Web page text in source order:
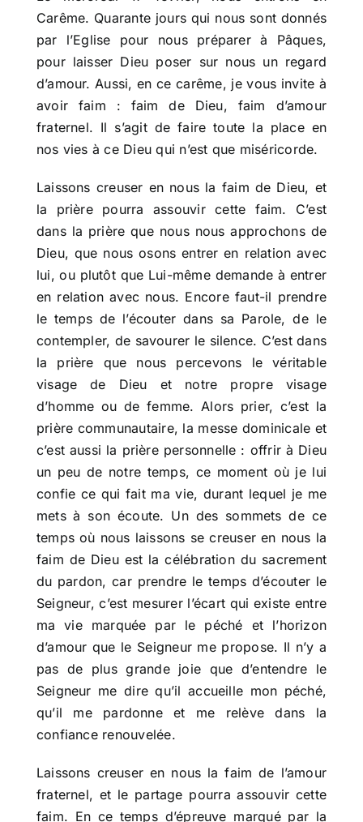
Carême. Quarante jours qui nous sont donnés
par l’Eglise pour nous préparer à Pâques,
pour laisser Dieu poser sur nous un regard
d’amour. Aussi, en ce carême, je vous invite à
avoir faim : faim de Dieu, faim d’amour
fraternel. Il s’agit de faire toute la place en
nos vies à ce Dieu qui n’est que miséricorde.
Laissons creuser en nous la faim de Dieu, et
la prière pourra assouvir cette faim. C’est
dans la prière que nous nous approchons de
Dieu, que nous osons entrer en relation avec
lui, ou plutôt que Lui-même demande à entrer
en relation avec nous. Encore faut-il prendre
le temps de l’écouter dans sa Parole, de le
contempler, de savourer le silence. C’est dans
la prière que nous percevons le véritable
visage de Dieu et notre propre visage
d’homme ou de femme. Alors prier, c’est la
prière communautaire, la messe dominicale et
c’est aussi la prière personnelle : offrir à Dieu
un peu de notre temps, ce moment où je lui
confie ce qui fait ma vie, durant lequel je me
mets à son écoute. Un des sommets de ce
temps où nous laissons se creuser en nous la
faim de Dieu est la célébration du sacrement
du pardon, car prendre le temps d’écouter le
Seigneur, c’est mesurer l’écart qui existe entre
ma vie marquée par le péché et l’horizon
d’amour que le Seigneur me propose. Il n’y a
pas de plus grande joie que d’entendre le
Seigneur me dire qu’il accueille mon péché,
qu’il me pardonne et me relève dans la
confiance renouvelée.
Laissons creuser en nous la faim de l’amour
fraternel, et le partage pourra assouvir cette
faim. En ce temps d’épreuve marqué par la